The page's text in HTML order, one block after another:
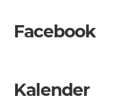
Facebook
Kalender